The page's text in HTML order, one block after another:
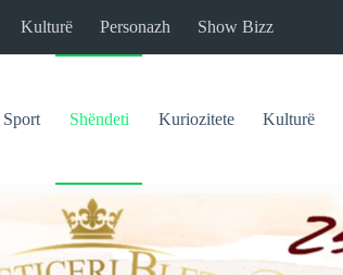
Kulturë Personazh Show Bizz
Sport Shëndeti Kuriozitete Kulturë